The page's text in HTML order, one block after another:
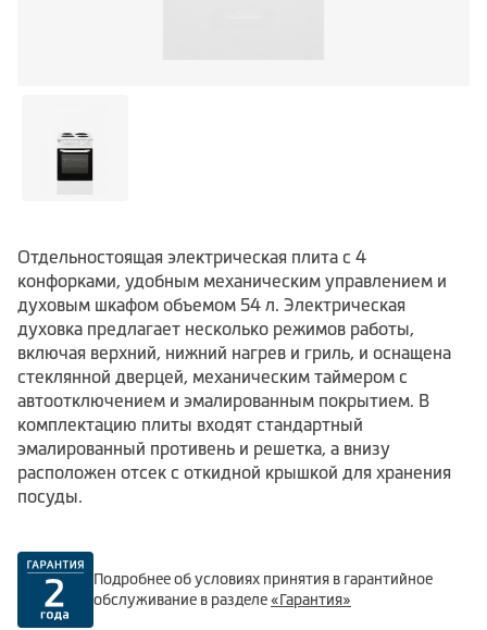
Отдельностоящая электрическая плита с 4
конфорками, удобным механическим управлением и
духовым шкафом объемом 54 л. Электрическая
духовка предлагает несколько режимов работы,
включая верхний, нижний нагрев и гриль, и оснащена
стеклянной дверцей, механическим таймером с
автоотключением и эмалированным покрытием. В
комплектацию плиты входят стандартный
эмалированный противень и решетка, а внизу
расположен отсек с откидной крышкой для хранения
посуды.
Подробнее об условиях принятия в гарантийное
обслуживание в разделе«Гарантия»